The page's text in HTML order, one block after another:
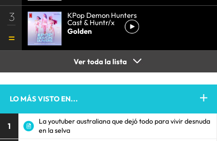
3 KPop Demon Hunters
Cast & Huntr/x
Golden
Ver toda la lista
LO MÁS VISTO EN...
1
La youtuber australiana que dejó todo para vivir desnuda
en la selva